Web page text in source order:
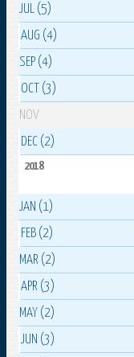
JUL (5)
AUG (4)
SEP (4)
OCT (3)
NOV
DEC (2)
2018
JAN (1)
FEB (2)
MAR (2)
APR (3)
MAY (2)
JUN (3)